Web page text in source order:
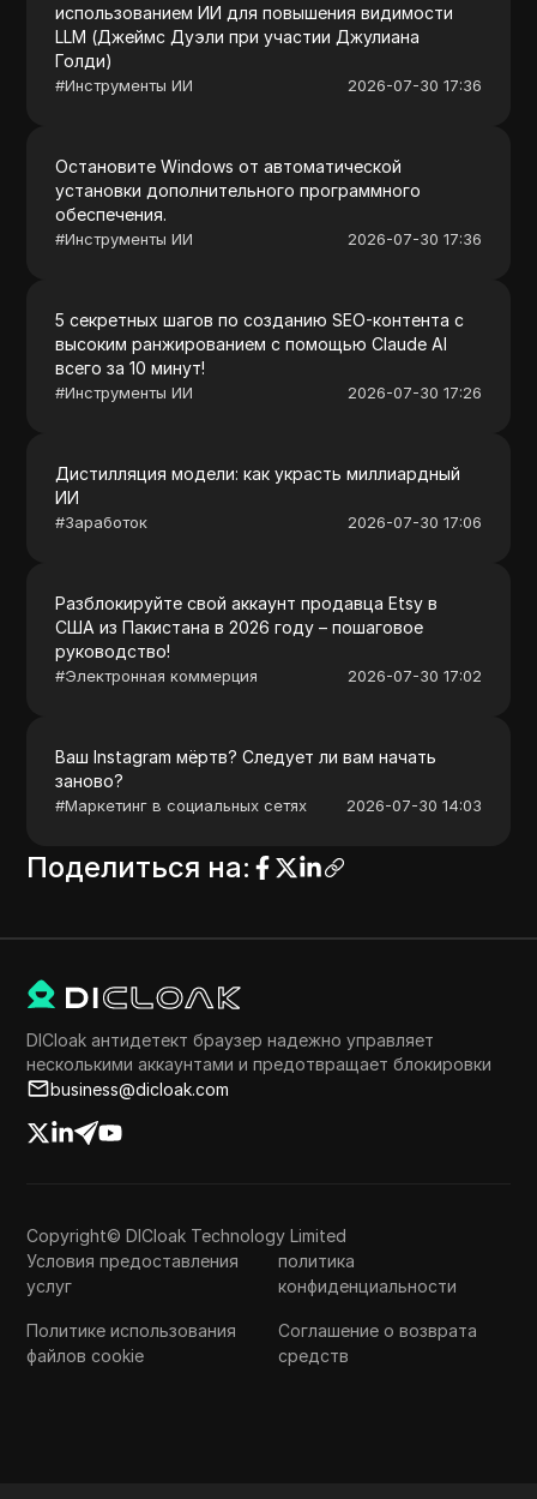
использованием ИИ для повышения видимости
LLM (Джеймс Дуэли при участии Джулиана
Голди)
#Инструменты ИИ 2026-07-30 17:36
Остановите Windows от автоматической
установки дополнительного программного
обеспечения.
#Инструменты ИИ 2026-07-30 17:36
5 секретных шагов по созданию SEO-контента с
высоким ранжированием с помощью Claude AI
всего за 10 минут!
#Инструменты ИИ 2026-07-30 17:26
Дистилляция модели: как украсть миллиардный
ИИ
#Заработок 2026-07-30 17:06
Разблокируйте свой аккаунт продавца Etsy в
США из Пакистана в 2026 году – пошаговое
руководство!
#Электронная коммерция 2026-07-30 17:02
Ваш Instagram мёртв? Следует ли вам начать
заново?
#Маркетинг в социальных сетях 2026-07-30 14:03
Поделиться на:
DICloak антидетект браузер надежно управляет
несколькими аккаунтами и предотвращает блокировки
business@dicloak.com
Copyright© DICloak Technology Limited
Условия предоставления
услуг
политика
конфиденциальности
Политике использования
файлов cookie
Соглашение о возврата
средств